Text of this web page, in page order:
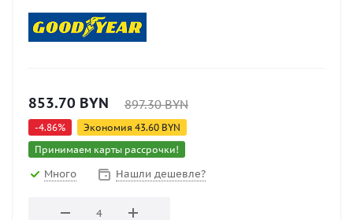
853.70 BYN 897.30BYN
-4.86% Экономия 43.60 BYN
Принимаем карты рассрочки!
Много Нашли дешевле?